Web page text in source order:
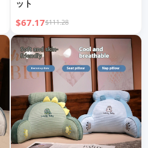
ット
$67.17$111.28